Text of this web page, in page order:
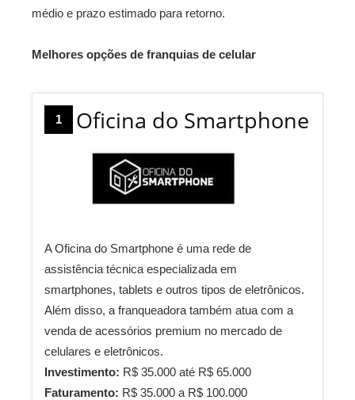
médio e prazo estimado para retorno.
Melhores opções de franquias de celular
1 Oficina do Smartphone
A Oficina do Smartphone é uma rede de
assistência técnica especializada em
smartphones, tablets e outros tipos de eletrônicos.
Além disso, a franqueadora também atua com a
venda de acessórios premium no mercado de
celulares e eletrônicos.
Investimento: R$ 35.000 até R$ 65.000
Faturamento: R$ 35.000 a R$ 100.000